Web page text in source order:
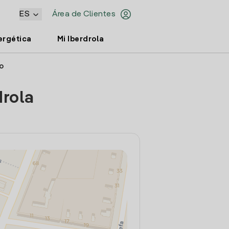
Área de Clientes
ES
Mi Iberdrola